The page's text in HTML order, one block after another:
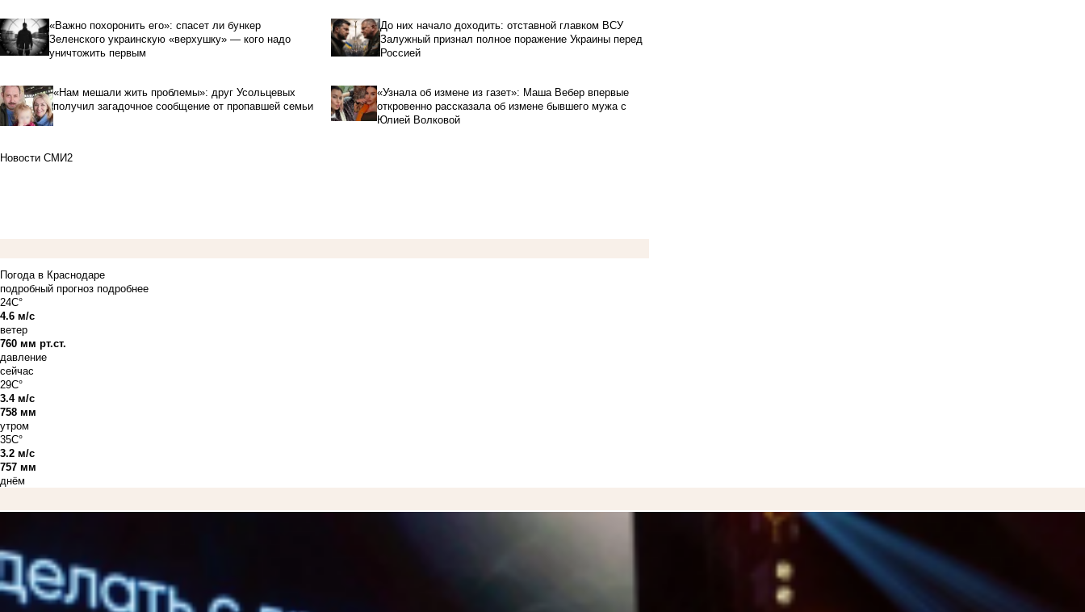
«Важно похоронить его»: спасет ли бункер
Зеленского украинскую «верхушку» — кого надо
уничтожить первым
До них начало доходить: отставной главком ВСУ
Залужный признал полное поражение Украины перед
Россией
«Нам мешали жить проблемы»: друг Усольцевых
получил загадочное сообщение от пропавшей семьи
«Узнала об измене из газет»: Маша Вебер впервые
откровенно рассказала об измене бывшего мужа с
Юлией Волковой
Новости СМИ2
Погода в Краснодаре
подробный прогноз подробнее
24C°
4.6 м/с
ветер
760 мм рт.ст.
давление
сейчас
29C°
3.4 м/с
758 мм
утром
35C°
3.2 м/с
757 мм
днём